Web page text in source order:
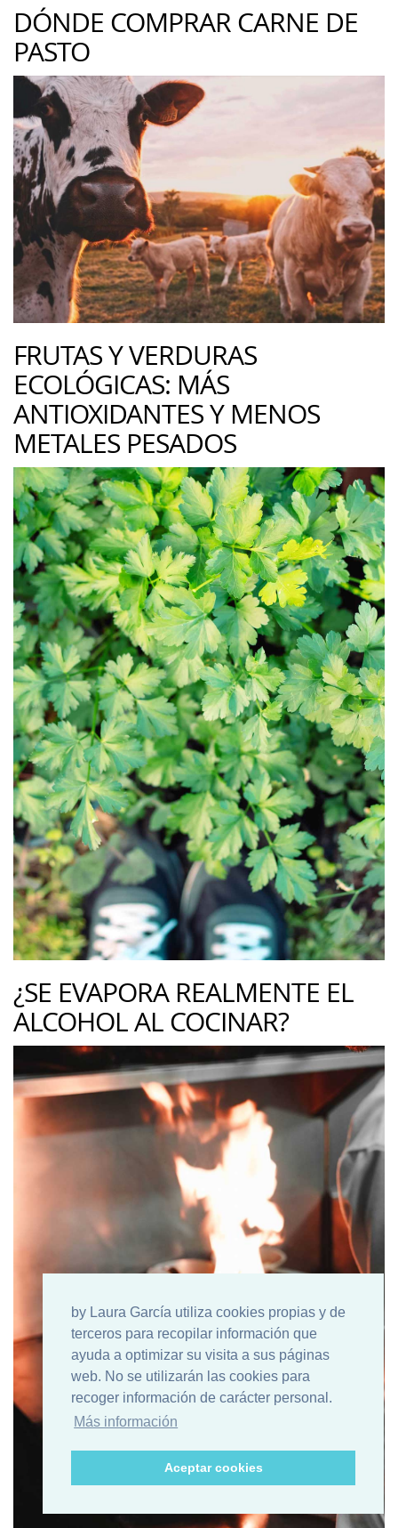
by Laura García utiliza cookies propias y de
terceros para recopilar información que
ayuda a optimizar su visita a sus páginas
web. No se utilizarán las cookies para
recoger información de carácter personal.
Más información
Aceptar cookies
DÓNDE COMPRAR CARNE DE
PASTO
FRUTAS Y VERDURAS
ECOLÓGICAS: MÁS
ANTIOXIDANTES Y MENOS
METALES PESADOS
¿SE EVAPORA REALMENTE EL
ALCOHOL AL COCINAR?